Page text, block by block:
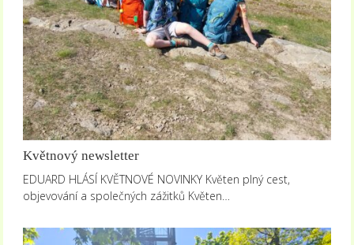
Květnový newsletter
EDUARD HLÁSÍ KVĚTNOVÉ NOVINKY Květen plný cest,
objevování a společných zážitků Květen…